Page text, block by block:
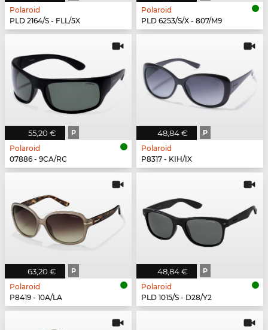
Polaroid
PLD 2164/S - FLL/5X
Polaroid
PLD 6253/S/X - 807/M9
55,20 € P
Polaroid
07886 - 9CA/RC
48,84 € P
Polaroid
P8317 - KIH/IX
63,20 € P
Polaroid
P8419 - 10A/LA
48,84 € P
Polaroid
PLD 1015/S - D28/Y2